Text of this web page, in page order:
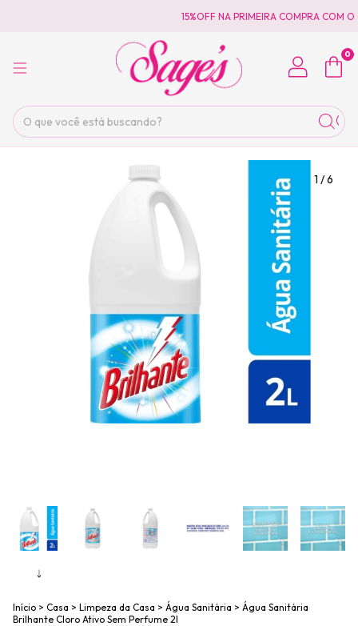
15%OFF NA PRIMEIRA COMPRA COM O
0
1 /6
Início > Casa > Limpeza da Casa > Água Sanitária > Água Sanitária
Brilhante Cloro Ativo Sem Perfume 2l